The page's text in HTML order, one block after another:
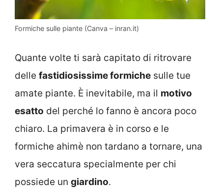
Formiche sulle piante (Canva – inran.it)
Quante volte ti sarà capitato di ritrovare
delle fastidiosissime formiche sulle tue
amate piante. È inevitabile, ma il motivo
esatto del perché lo fanno è ancora poco
chiaro. La primavera è in corso e le
formiche ahimè non tardano a tornare, una
vera seccatura specialmente per chi
possiede un giardino.